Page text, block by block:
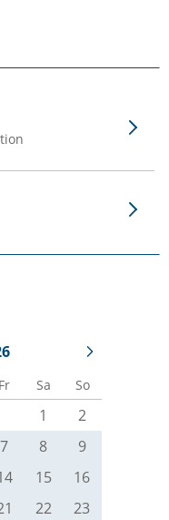
Fr Sa So
1
2
7 8
9
15
16
22
23